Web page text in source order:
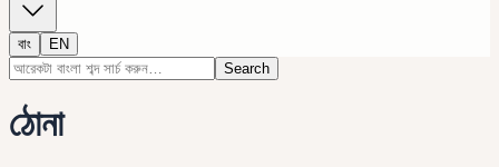
বাং
EN
Search
ঠোনা